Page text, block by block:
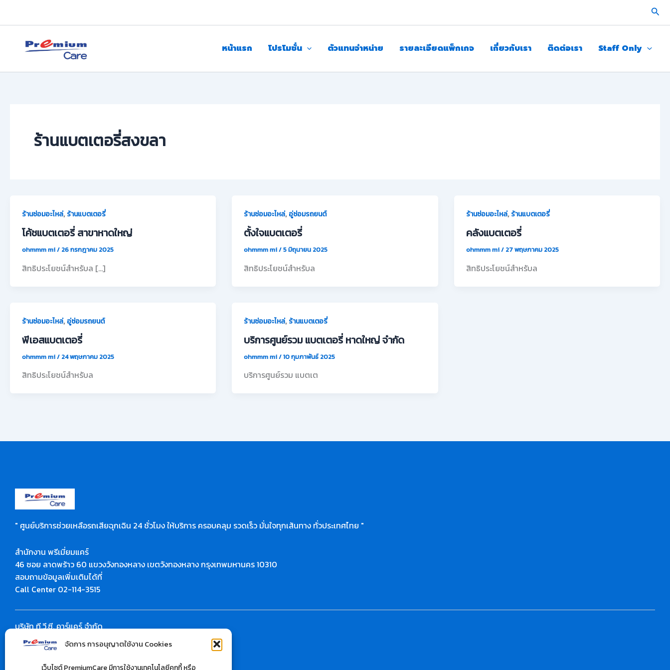
จัดการ การอนุญาตใช้งาน Cookies
เว็บไซต์ PremiumCare มีการใช้งานเทคโนโลยีคุกกี้ หรือ
หน้าแรก โปรโมชั่น ตัวแทนจำหน่าย รายละเอียดแพ็กเกจ เกี่ยวกับเรา ติดต่อเรา Staff Only
ร้านแบตเตอรี่สงขลา
ร้านซ่อมอะไหล่,ร้านแบตเตอรี่
โค้ชแบตเตอรี่ สาขาหาดใหญ่
ohmmm mi/ 26 กรกฎาคม 2025
สิทธิประโยชน์สำหรับล […]
ร้านซ่อมอะไหล่,อู่ซ่อมรถยนต์
ตั้งใจแบตเตอรี่
ohmmm mi/5 มิถุนายน 2025
สิทธิประโยชน์สำหรับล
ร้านซ่อมอะไหล่,ร้านแบตเตอรี่
คลังแบตเตอรี่
ohmmm mi/ 27 พฤษภาคม 2025
สิทธิประโยชน์สำหรับล
ร้านซ่อมอะไหล่,อู่ซ่อมรถยนต์
พีเอสแบตเตอรี่
ohmmm mi/ 24 พฤษภาคม 2025
สิทธิประโยชน์สำหรับล
ร้านซ่อมอะไหล่,ร้านแบตเตอรี่
บริการศูนย์รวม แบตเตอรี่ หาดใหญ่ จำกัด
ohmmm mi/10 กุมภาพันธ์ 2025
บริการศูนย์รวม แบตเต
" ศูนย์บริการช่วยเหลือรถเสียฉุกเฉิน 24 ชั่วโมง ให้บริการ ครอบคลุม รวดเร็ว มั่นใจทุกเส้นทาง ทั่วประเทศไทย "
สำนักงาน พรีเมี่ยมแคร์
46 ซอย ลาดพร้าว 60 แขวงวังทองหลาง เขตวังทองหลาง กรุงเทพมหานคร 10310
สอบถามข้อมูลเพิ่มเติมได้ที่
Call Center 02-114-3515
บริษัท ที.วี.ซี. คาร์แคร์ จำกัด
สำนักงาน : 10/37 ซอยลาดพร้าว 28 ถนนลาดพร้าว
แขวงจันทรเกษม เขตวังทองหลาง กรุงเทพฯ 10900 จำกัด
สอบถามข้อมูลเพิ่มเติมได้ที่